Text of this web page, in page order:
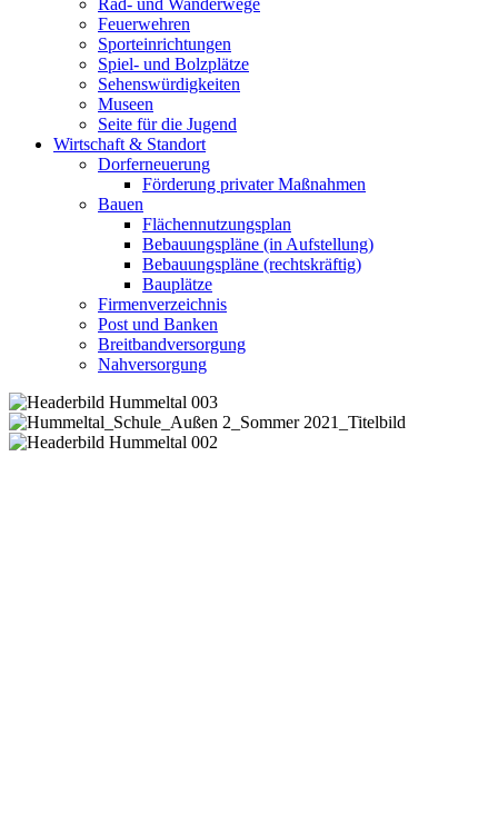
Rad- und Wanderwege
Feuerwehren
Sporteinrichtungen
Spiel- und Bolzplätze
Sehenswürdigkeiten
Museen
Seite für die Jugend
Wirtschaft & Standort
Dorferneuerung
Förderung privater Maßnahmen
Bauen
Flächennutzungsplan
Bebauungspläne (in Aufstellung)
Bebauungspläne (rechtskräftig)
Bauplätze
Firmenverzeichnis
Post und Banken
Breitbandversorgung
Nahversorgung